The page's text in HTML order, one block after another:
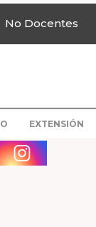
No Docentes
EXTENSIÓN